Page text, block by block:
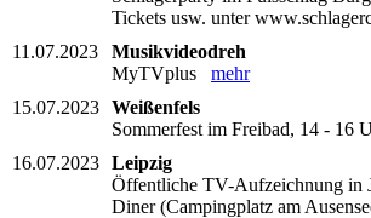
Tickets usw. unter
11.07.2023
Musikvideodreh
MyTVplus mehr
15.07.2023 Weißenfels
Sommerfest im Freibad, 14 - 16
16.07.2023 Leipzig
Öffentliche TV-Aufzeichnung in
Diner (Campingplatz am